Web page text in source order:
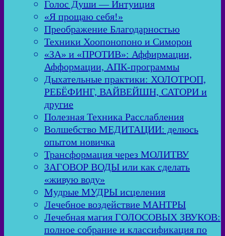
Голос Души — Интуиция
«Я прощаю себя!»
Преображение Благодарностью
Техники Хоопонопоно и Симорон
«ЗА» и «ПРОТИВ»: Аффирмации,
Афформации, АПК-программы
Дыхательные практики: ХОЛОТРОП,
РЕБЁФИНГ, ВАЙВЕЙШН, САТОРИ и
другие
Полезная Техника Расслабления
Волшебство МЕДИТАЦИИ: делюсь
опытом новичка
Трансформация через МОЛИТВУ
ЗАГОВОР ВОДЫ или как сделать
«живую воду»
Мудрые МУДРЫ исцеления
Лечебное воздействие МАНТРЫ
Лечебная магия ГОЛОСОВЫХ ЗВУКОВ:
полное собрание и классификация по